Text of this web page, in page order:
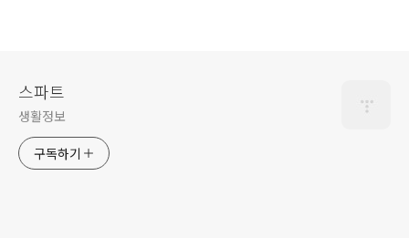
스파트
생활정보
구독하기